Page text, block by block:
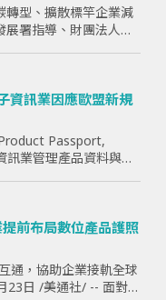
轉型、擴散標竿企業減
署指導、財團法人資
於...
資訊業因應歐盟新規
Passport,
訊業管理產品資料與供
前布局數位產品護照
通，協助企業接軌全球
23日 /美通社/ -- 面對歐